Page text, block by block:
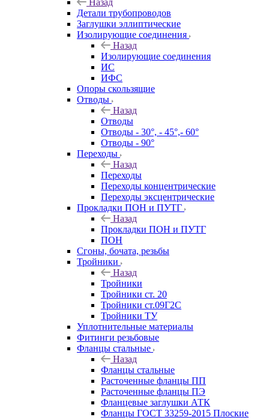
Детали трубопроводов
Заглушки эллиптические
Изолирующие соединения
Назад
Изолирующие соединения
ИС
ИФС
Опоры скользящие
Отводы
Назад
Отводы
Отводы - 30°, - 45°,- 60°
Отводы - 90°
Переходы
Назад
Переходы
Переходы концентрические
Переходы эксцентрические
Прокладки ПОН и ПУТГ
Назад
Прокладки ПОН и ПУТГ
ПОН
Сгоны, бочата, резьбы
Тройники
Назад
Тройники
Тройники ст. 20
Тройники ст.09Г2С
Тройники ТУ
Уплотнительные материалы
Фитинги резьбовые
Фланцы стальные
Назад
Фланцы стальные
Расточенные фланцы ПП
Расточенные фланцы ПЭ
Фланцевые заглушки АТК
Фланцы ГОСТ 33259-2015 Плоские